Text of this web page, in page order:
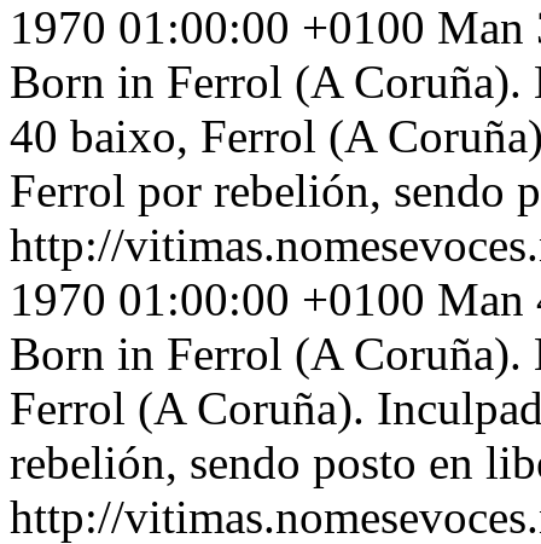
1970 01:00:00 +0100 Man
Born in Ferrol (A
40 baixo, Ferrol (A
Ferrol por rebelión, sendo
http://
1970 01:00:00 +0100 Man
Born in Ferrol (A Coruña).
Ferrol (A Coruña).
rebelión, sendo posto en
http://